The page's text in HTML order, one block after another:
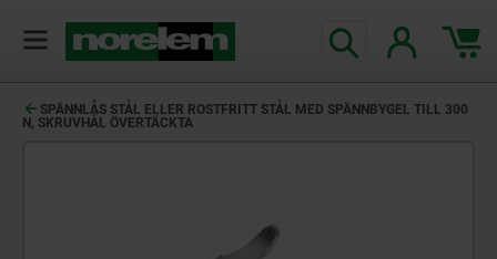
SPÄNNLÅS STÅL ELLER ROSTFRITT STÅL MED SPÄNNBYGEL TILL 300
N, SKRUVHÅL ÖVERTÄCKTA